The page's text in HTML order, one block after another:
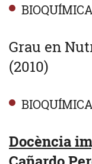
Grau en
(2010)
Docència